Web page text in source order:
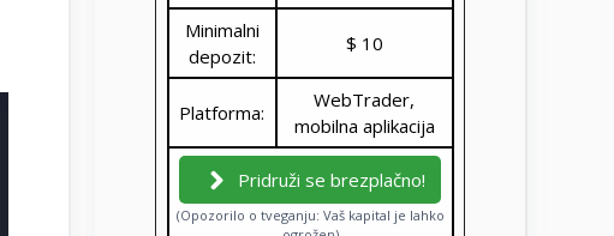
Minimalni
depozit:
$ 10
Platforma:
WebTrader,
mobilna aplikacija
Pridruži se brezplačno!
(Opozorilo o tveganju: Vaš kapital je lahko